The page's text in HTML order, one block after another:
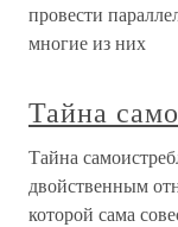
провести
многие из них
Тайна
Тайна
двойственным
которой сама